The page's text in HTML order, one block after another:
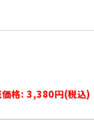
価格: 3,380円(税込)